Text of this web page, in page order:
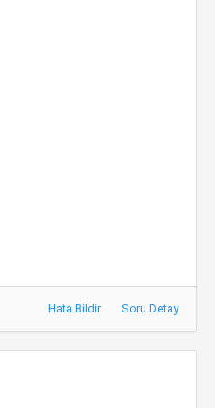
Hata Bildir Soru Detay